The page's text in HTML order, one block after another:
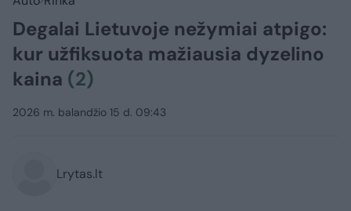
Degalai Lietuvoje nežymiai atpigo:
kur užfiksuota mažiausia dyzelino
kaina (2)
2026 m. balandžio 15 d. 09:43
Lrytas.lt